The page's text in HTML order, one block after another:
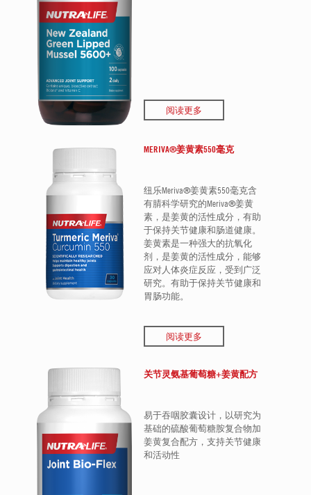
阅读更多
MERIVA®姜黄素550毫克
纽乐Meriva®姜黄素550毫克含
有腈科学研究的Meriva®姜黄
素，是姜黄的活性成分，有助
于保持关节健康和肠道健康。
姜黄素是一种强大的抗氧化
剂，是姜黄的活性成分，能够
应对人体炎症反应，受到广泛
研究。有助于保持关节健康和
胃肠功能。
阅读更多
关节灵氨基葡萄糖+姜黄配方
易于吞咽胶囊设计，以研究为
基础的硫酸葡萄糖胺复合物加
姜黄复合配方，支持关节健康
和活动性